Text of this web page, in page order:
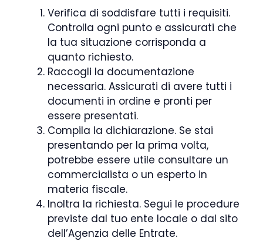
Verifica di soddisfare tutti i requisiti.
Controlla ogni punto e assicurati che
la tua situazione corrisponda a
quanto richiesto.
Raccogli la documentazione
necessaria. Assicurati di avere tutti i
documenti in ordine e pronti per
essere presentati.
Compila la dichiarazione. Se stai
presentando per la prima volta,
potrebbe essere utile consultare un
commercialista o un esperto in
materia fiscale.
Inoltra la richiesta. Segui le procedure
previste dal tuo ente locale o dal sito
dell’Agenzia delle Entrate.